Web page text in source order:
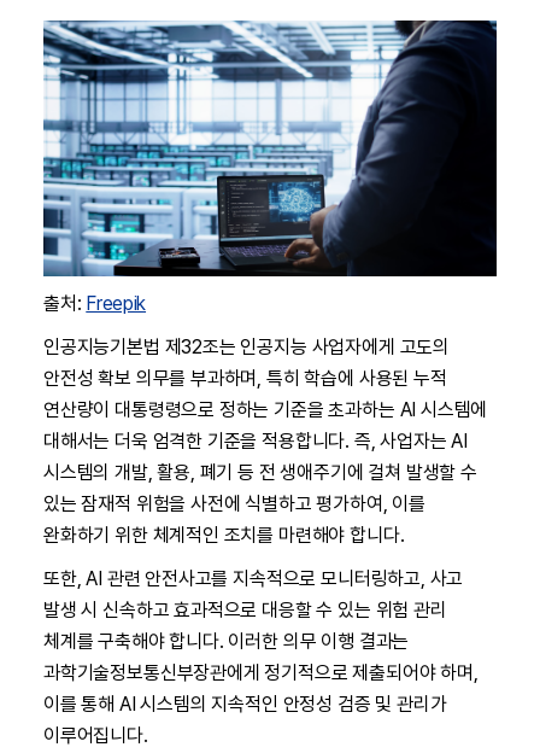
출처: Freepik
인공지능기본법 제32조는 인공지능 사업자에게 고도의
안전성 확보 의무를 부과하며, 특히 학습에 사용된 누적
연산량이 대통령령으로 정하는 기준을 초과하는 AI 시스템에
대해서는 더욱 엄격한 기준을 적용합니다. 즉, 사업자는 AI
시스템의 개발, 활용, 폐기 등 전 생애주기에 걸쳐 발생할 수
있는 잠재적 위험을 사전에 식별하고 평가하여, 이를
완화하기 위한 체계적인 조치를 마련해야 합니다.
또한, AI 관련 안전사고를 지속적으로 모니터링하고, 사고
발생 시 신속하고 효과적으로 대응할 수 있는 위험 관리
체계를 구축해야 합니다. 이러한 의무 이행 결과는
과학기술정보통신부장관에게 정기적으로 제출되어야 하며,
이를 통해 AI 시스템의 지속적인 안정성 검증 및 관리가
이루어집니다.